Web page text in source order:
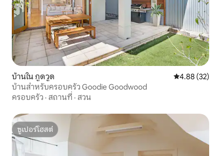
บ้านใน กูดวูด คะแนนเฉลี่ย
4.88 (32)
บ้านสำหรับครอบครัว Goodie Goodwood
ครอบครัว · สถานที่ · สวน
ซูเปอร์โฮสต์
ซูเปอร์โฮสต์